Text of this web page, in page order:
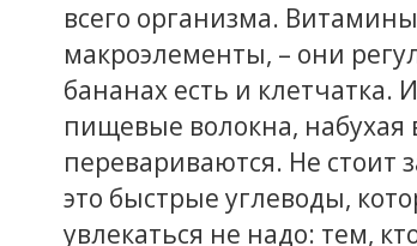
всего организма.
макроэлементы, – они
бананах есть и
пищевые волокна,
перевариваются. Не стоит
это быстрые углеводы,
увлекаться не надо: тем,